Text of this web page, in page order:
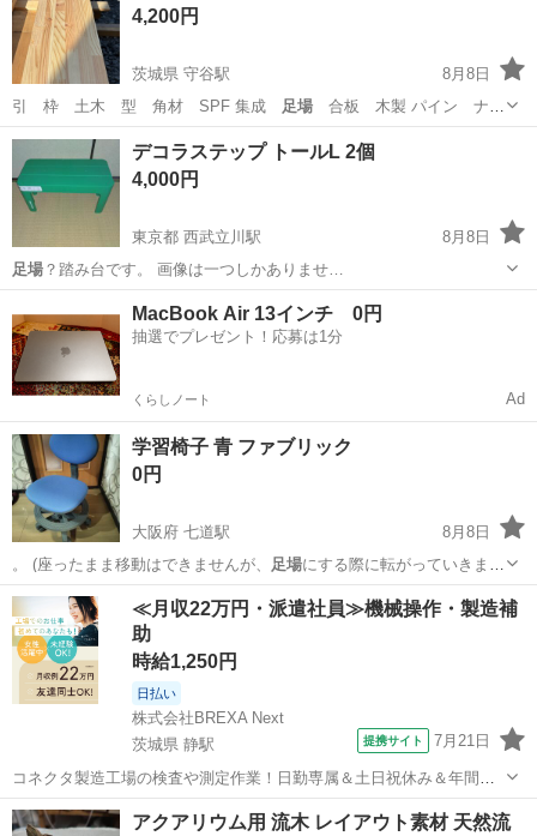
4,200円
茨城県 守谷駅
8月8日
引 枠 土木 型 角材 SPF 集成 足場合板 木製 パイン ナチ
ュラル イン…
茨城 守谷市 その他
デコラステップ トールL 2個
4,000円
東京都 西武立川駅
8月8日
足場？踏み台です。 画像は一つしかありませ…
立川市 西武立川駅 その他
MacBook Air 13インチ 0円
抽選でプレゼント！応募は1分
くらしノート Ad
学習椅子 青 ファブリック
0円
大阪府 七道駅
8月8日
。 (座ったまま移動はできませんが、 足場にする際に転がっていきませ
ん) 故障…
大阪 堺市 七道駅 周辺機器 足場
≪月収22万円・派遣社員≫機械操作・製造補
助
時給1,250円
日払い
株式会社BREXA Next
茨城県 静駅
提携サイト 7月21日
コネクタ製造工場の検査や測定作業！日勤専属＆土日祝休み＆年間休
日128日★クリーンルーム内作業★マイカー通勤OK＆無料駐車場あり
★就業先食堂利用可！日払い制度あり！《茨城県常陸大宮市》 人気の
茨城 常陸大宮市 静駅 その他
アクアリウム用 流木 レイアウト素材 天然流